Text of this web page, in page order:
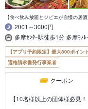
【食べ飲み放題とジビエが自慢の居酒
2001～3000円
多摩ｾﾝﾀｰ駅徒歩1分 多摩ﾓﾉ
【アプリ予約限定】最大800ポイン
適格請求書発行事業者
クーポン
【10名様以上の団体様必見